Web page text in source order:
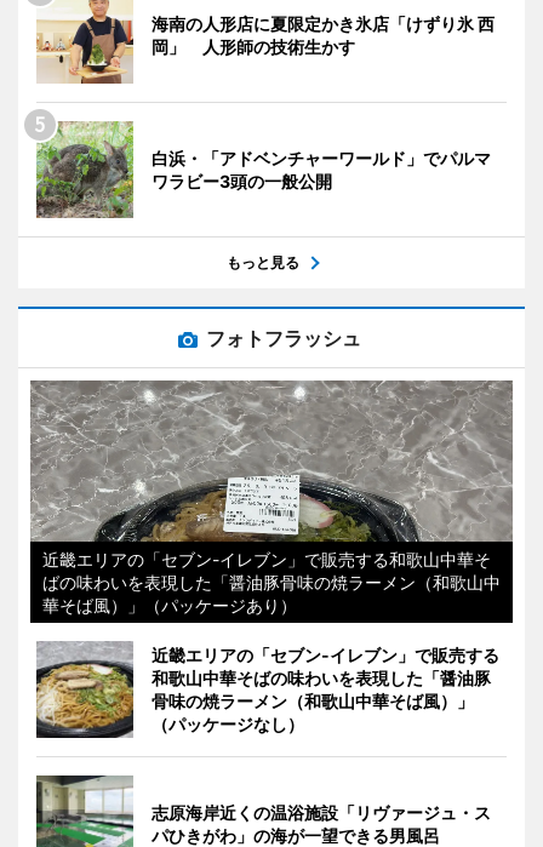
海南の人形店に夏限定かき氷店「けずり氷 西
岡」 人形師の技術生かす
白浜・「アドベンチャーワールド」でパルマ
ワラビー3頭の一般公開
もっと見る
フォトフラッシュ
近畿エリアの「セブン-イレブン」で販売する和歌山中華そ
ばの味わいを表現した「醤油豚骨味の焼ラーメン（和歌山中
華そば風）」（パッケージあり）
近畿エリアの「セブン-イレブン」で販売する
和歌山中華そばの味わいを表現した「醤油豚
骨味の焼ラーメン（和歌山中華そば風）」
（パッケージなし）
志原海岸近くの温浴施設「リヴァージュ・ス
パひきがわ」の海が一望できる男風呂